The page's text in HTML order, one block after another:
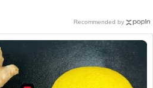
Recommended by